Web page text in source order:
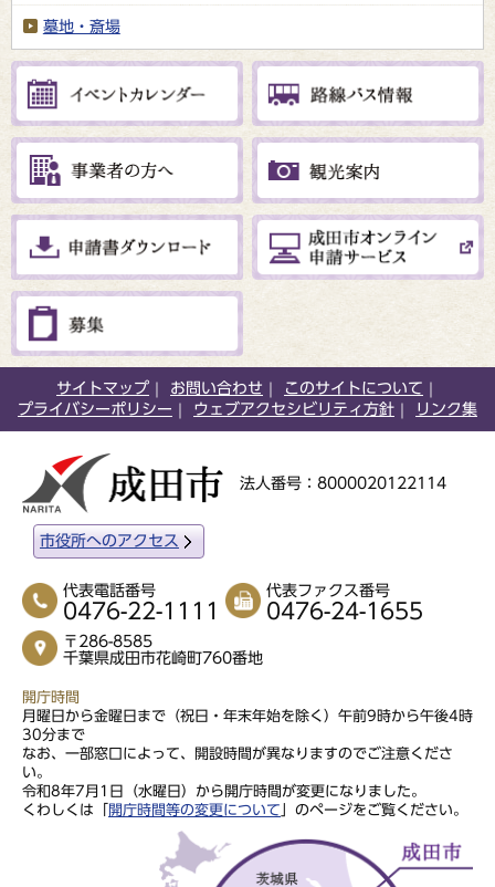
墓地・斎場
サイトマップ お問い合わせ
このサイトについて
プライバシーポリシー
ウェブアクセシビリティ方針 リンク集
法人番号：8000020122114
市役所へのアクセス
代表電話番号
0476-22-1111
代表ファクス番号
0476-24-1655
〒286-8585
千葉県成田市花崎町760番地
開庁時間
月曜日から金曜日まで（祝日・年末年始を除く）午前9時から午後4時
30分まで
なお、一部窓口によって、開設時間が異なりますのでご注意くださ
い。
令和8年7月1日（水曜日）から開庁時間が変更になりました。
くわしくは「
開庁時間等の変更について 」のページをご覧ください。